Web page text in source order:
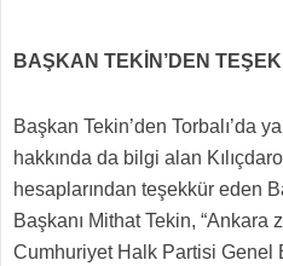
BAŞKAN TEKİN’DEN
Başkan Tekin’den Torbalı’da
hakkında da bilgi alan
hesaplarından teşekkür eden
Başkanı Mithat Tekin, “Ankara
Cumhuriyet Halk Partisi Genel